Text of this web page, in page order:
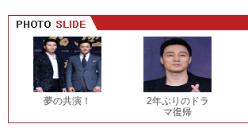
夢の共演！
2年ぶりのドラ
マ復帰